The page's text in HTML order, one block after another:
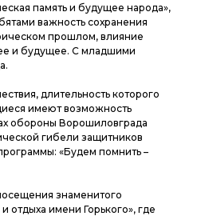
память и будущее народа»,
важность сохранения
прошлом, влияние
и будущее. С младшими
длительность которого
имеют возможность
обороны Ворошиловграда
гибели защитников
«Будем помнить –
знаменитого
отдыха имени Горького», где